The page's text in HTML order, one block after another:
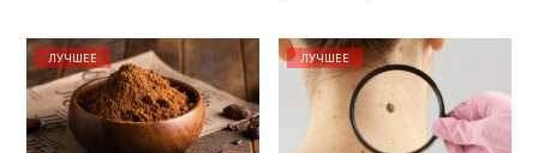
ЛУЧШЕЕ ЛУЧШЕЕ